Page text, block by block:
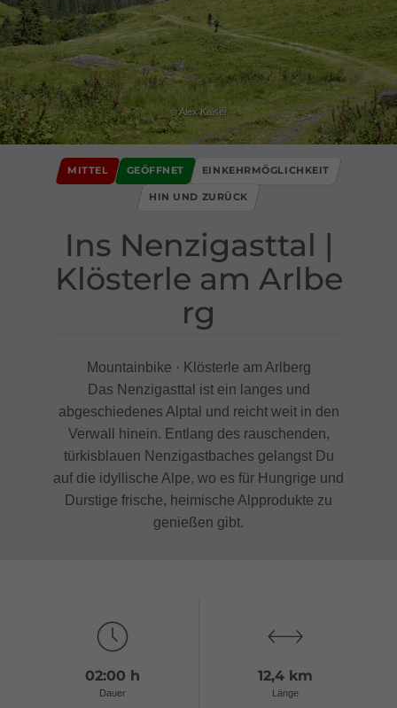
© Alex Kaiser
Ins Nenzigasttal ​|​
Klösterle am Arlbe
rg
MITTEL GEÖFFNET EINKEHRMÖGLICHKEIT
HIN UND ZURÜCK
Mountainbike · Klösterle am Arlberg
Das Nenzigasttal ist ein langes und
abgeschiedenes Alptal und reicht weit in den
Verwall hinein. Entlang des rauschenden,
türkisblauen Nenzigastbaches gelangst Du
auf die idyllische Alpe, wo es für Hungrige und
Durstige frische, heimische Alpprodukte zu
genießen gibt.
02:00 h
Dauer
12,4 km
Länge